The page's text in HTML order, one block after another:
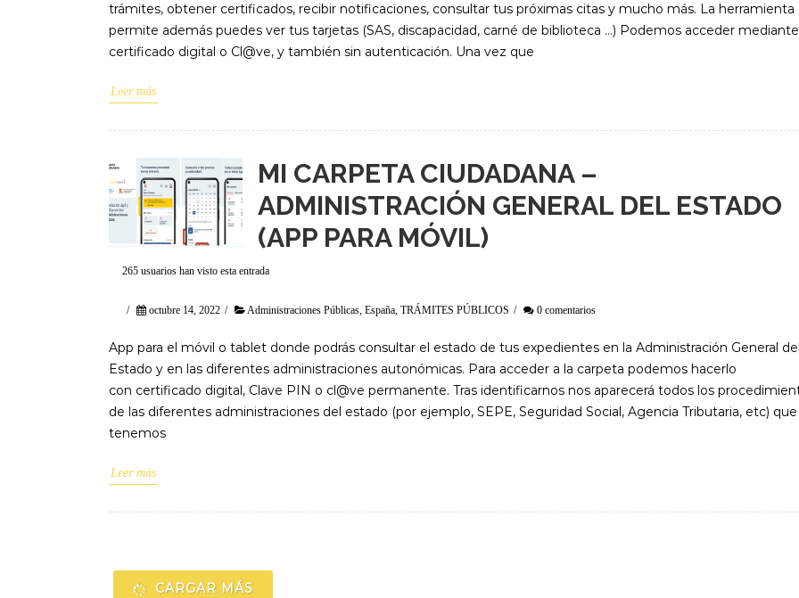
trámites, obtener certificados, recibir notificaciones, consultar tus próximas citas y mucho más. La herramienta
permite además puedes ver tus tarjetas (SAS, discapacidad, carné de biblioteca …) Podemos acceder mediante
certificado digital o Cl@ve, y también sin autenticación. Una vez que
Leer más
MI CARPETA CIUDADANA –
ADMINISTRACIÓN GENERAL DEL ESTADO
(APP PARA MÓVIL)
265 usuarios han visto esta entrada
/ octubre 14, 2022 / Administraciones Públicas España TRÁMITES PÚBLICOS / 0 comentarios
App para el móvil o tablet donde podrás consultar el estado de tus expedientes en la Administración General
Estado y en las diferentes administraciones autonómicas. Para acceder a la carpeta podemos hacerlo
con certificado digital, Clave PIN o cl@ve permanente. Tras identificarnos nos aparecerá todos los
de las diferentes administraciones del estado (por ejemplo, SEPE, Seguridad Social, Agencia Tributaria, etc) que
tenemos
Leer más
de
CARGAR MÁS